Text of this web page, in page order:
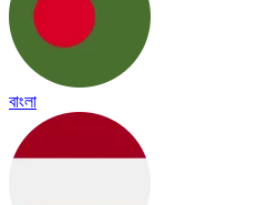
বাংলা